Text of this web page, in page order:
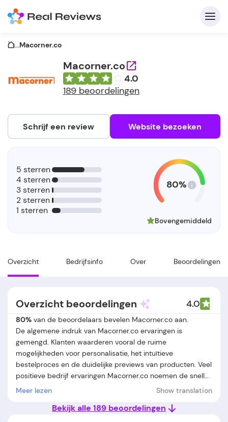
...Macorner.co
Macorner.co
4.0
189 beoordelingen
Schrijf een review Website bezoeken
Overzicht Bedrijfsinfo Over Beoordelingen
5 sterren
4 sterren
3 sterren
2 sterren
1 sterren
80%
Bovengemiddeld
Overzicht beoordelingen 4.0
80% van de beoordelaars bevelen Macorner.co aan.
De algemene indruk van Macorner.co ervaringen is
gemengd. Klanten waarderen vooral de ruime
mogelijkheden voor personalisatie, het intuïtieve
bestelproces en de duidelijke previews van producten. Veel
positieve bedrijf ervaringen Macorner.co noemen de snelle
en vriendelijke klantenservice, het stevige verpakken van
Aan de andere kant melden meerdere klanten problemen
Meer lezen Show translation
Bekijk alle 189 beoordelingen